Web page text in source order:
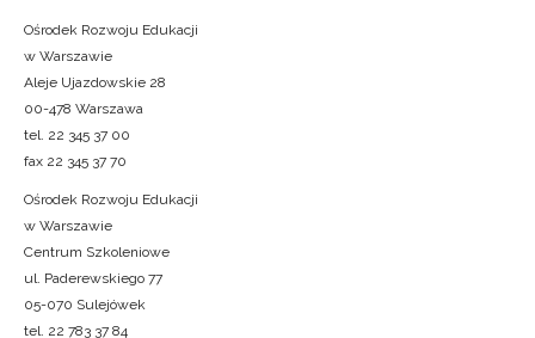
Ośrodek Rozwoju Edukacji
w Warszawie
Aleje Ujazdowskie 28
00-478 Warszawa
tel. 22 345 37 00
fax 22 345 37 70
Ośrodek Rozwoju Edukacji
w Warszawie
Centrum Szkoleniowe
ul. Paderewskiego 77
05-070 Sulejówek
tel. 22 783 37 84